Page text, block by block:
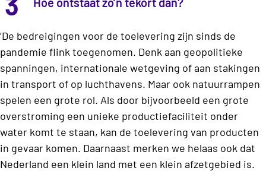
‘De bedreigingen voor de toelevering zijn sinds de
pandemie flink toegenomen. Denk aan geopolitieke
spanningen, internationale wetgeving of aan stakingen
in transport of op luchthavens. Maar ook natuurrampen
spelen een grote rol. Als door bijvoorbeeld een grote
overstroming een unieke productiefaciliteit onder
water komt te staan, kan de toelevering van producten
in gevaar komen. Daarnaast merken we helaas ook dat
Nederland een klein land met een klein afzetgebied is.